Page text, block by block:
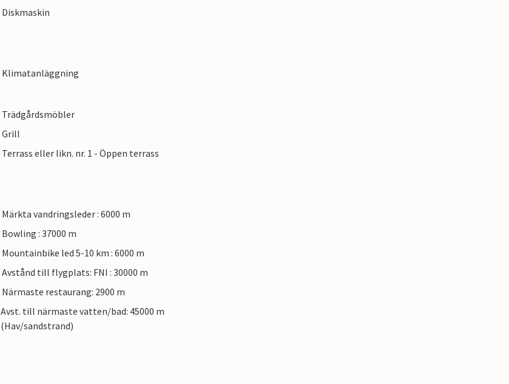
Diskmaskin
Klimatanläggning
Trädgårdsmöbler
Grill
Terrass eller likn. nr. 1 - Öppen terrass
Märkta vandringsleder : 6000 m
Bowling : 37000 m
Mountainbike led 5-10 km : 6000 m
Avstånd till flygplats: FNI : 30000 m
Närmaste restaurang: 2900 m
Avst. till närmaste vatten/bad: 45000 m
(Hav/sandstrand)